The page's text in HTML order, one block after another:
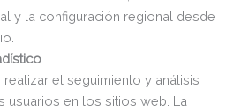
y la configuración regional desde
el seguimiento y análisis
en los sitios web. La